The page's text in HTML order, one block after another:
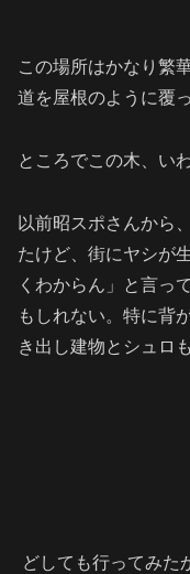
この場所はかなり繁
道を屋根のように覆
ところでこの木、い
以前昭スポさんから
たけど、街にヤシが
くわからん」と言っ
もしれない。特に背
き出し建物とシュロ
どしても行ってみた